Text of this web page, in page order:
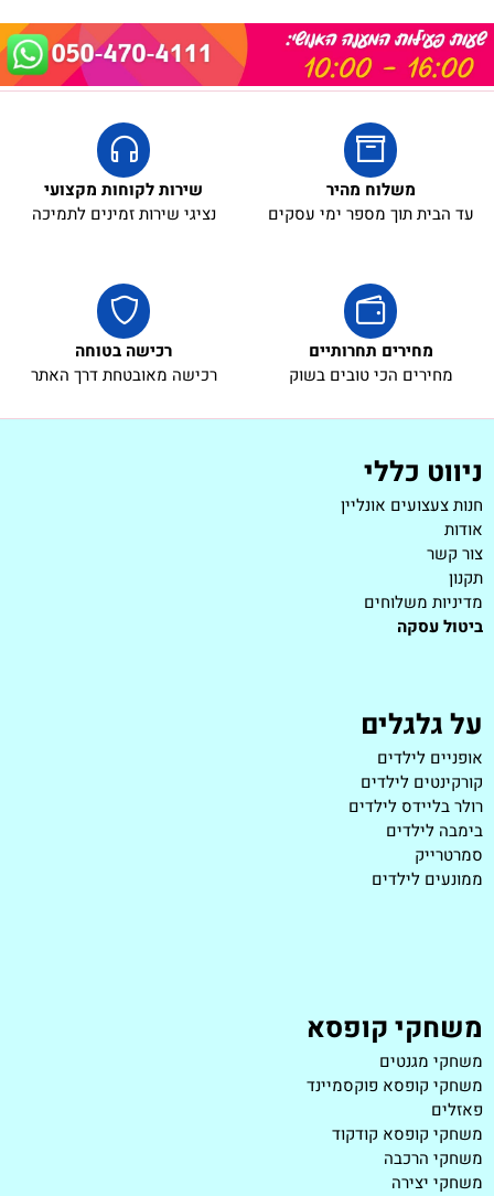
משלוח מהיר
עד הבית תוך מספר ימי עסקים
שירות לקוחות מקצועי
נציגי שירות זמינים לתמיכה
מחירים תחרותיים
מחירים הכי טובים בשוק
רכישה בטוחה
רכישה מאובטחת דרך האתר
ניווט כללי
חנות צעצועים אונליין
אודות
צור קשר
תקנון
מדיניות משלוחים
ביטול עסקה
על גלגלים
אופניים לילדים
קורקינטים לילדים
רולר בליידס לילדים
בימבה לילדים
סמרטרייק
ממונעים לילדים
משחקי קופסא
משחקי מגנטים
משחקי קופסא פוקסמיינד
פאזלים
משחקי קופסא קודקוד
משחקי הרכבה
משחקי יצירה